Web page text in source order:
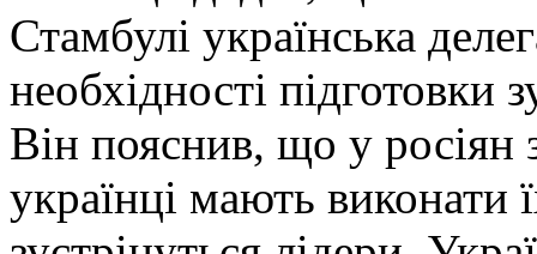
Стамбулі українська
необхідності підготовки
Він пояснив, що у росіян
українці мають виконати